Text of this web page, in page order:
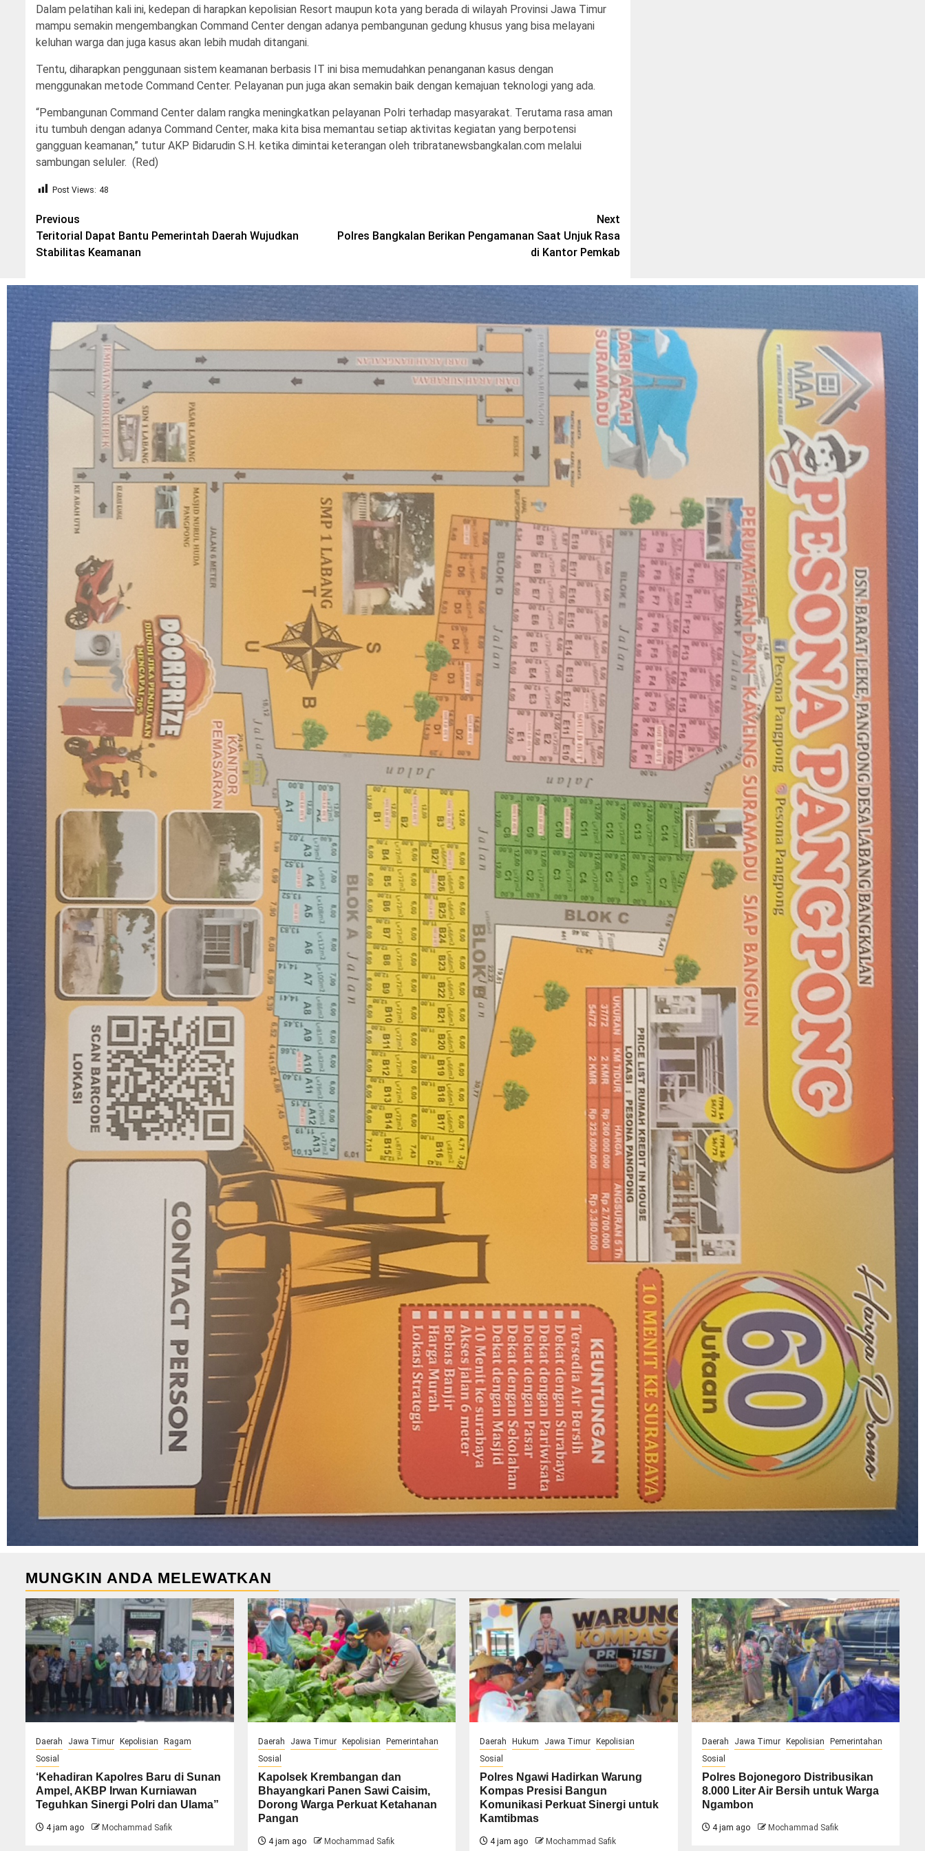
Dalam pelatihan kali ini, kedepan di harapkan kepolisian Resort maupun kota yang berada di wilayah Provinsi Jawa Timur
mampu semakin mengembangkan Command Center dengan adanya pembangunan gedung khusus yang bisa melayani
keluhan warga dan juga kasus akan lebih mudah ditangani.
Tentu, diharapkan penggunaan sistem keamanan berbasis IT ini bisa memudahkan penanganan kasus dengan
menggunakan metode Command Center. Pelayanan pun juga akan semakin baik dengan kemajuan teknologi yang ada.
“Pembangunan Command Center dalam rangka meningkatkan pelayanan Polri terhadap masyarakat. Terutama rasa aman
itu tumbuh dengan adanya Command Center, maka kita bisa memantau setiap aktivitas kegiatan yang berpotensi
gangguan keamanan,” tutur AKP Bidarudin S.H. ketika dimintai keterangan oleh tribratanewsbangkalan.com melalui
sambungan seluler. (Red)
Post Views: 48
Post
navigation
Previous
Teritorial Dapat Bantu Pemerintah Daerah Wujudkan
Stabilitas Keamanan
Next
Polres Bangkalan Berikan Pengamanan Saat Unjuk Rasa
di Kantor Pemkab
MUNGKIN ANDA MELEWATKAN
Daerah Jawa Timur Kepolisian
Ragam
Sosial
‘Kehadiran Kapolres Baru di Sunan
Ampel, AKBP Irwan Kurniawan
Teguhkan Sinergi Polri dan Ulama”
4 jam ago Mochammad Safik
Daerah Jawa Timur Kepolisian
Pemerintahan
Sosial
Kapolsek Krembangan dan
Bhayangkari Panen Sawi Caisim,
Dorong Warga Perkuat Ketahanan
Pangan
4 jam ago Mochammad Safik
Daerah Hukum Jawa Timur
Kepolisian
Sosial
Polres Ngawi Hadirkan Warung
Kompas Presisi Bangun
Komunikasi Perkuat Sinergi untuk
Kamtibmas
4 jam ago Mochammad Safik
Daerah Jawa Timur Kepolisian
Pemerintahan
Sosial
Polres Bojonegoro Distribusikan
8.000 Liter Air Bersih untuk Warga
Ngambon
4 jam ago Mochammad Safik